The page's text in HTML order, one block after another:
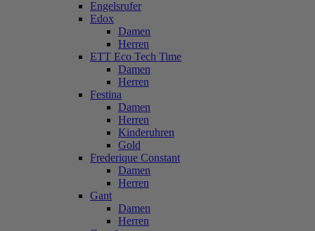
Engelsrufer
Edox
Damen
Herren
ETT Eco Tech Time
Damen
Herren
Festina
Damen
Herren
Kinderuhren
Gold
Frederique Constant
Damen
Herren
Gant
Damen
Herren